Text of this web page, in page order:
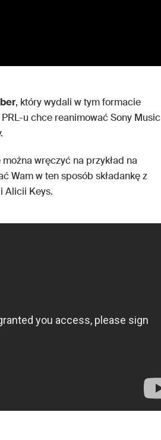
, który wydali w tym formacie
u chce reanimować Sony Music
wręczyć na przykład na
Wam w ten sposób składankę z
Alicii Keys.